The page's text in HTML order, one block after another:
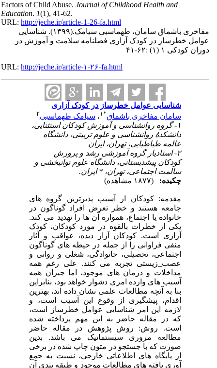
Factors of Child Abuse.Journal of Childhood Health and
Education.1(1), 41-62.
URL:http://jeche.ir/article-1-26-fa.html
مفاخری باشماق سامان، طهماسبی سیامک.(۱۳۹۹).
شناسایی
عوامل خطرساز در کودک آزاری فصلنامه سلامت و آموزش در
دوران کودکی ۱ (۱) :۶۲-۴۱
URL:http://jeche.ir/article-۱-۲۶-fa.html
شناسایی عوامل خطرساز در کودک آزاری
سامان مفاخری باشماق* ۱،سیامک طهماسبی
۱- گروه روانشناسی و آموزش کودکان استثنایی،
دانشکدۀ روانشناسی و علوم تربیتی، دانشگاه
عالمه طباطبایی، تهران، ایران
۲- استادیار گروه آموزشی رشد و پرورش
کودکان پیشدبستانی، دانشگاه علوم توانبخشی و
سالمت اجتماعی، تهران، * ایران.
چکیده:
مقدمه: کودکان از آسیب پذیرترین گروه های
جامعه هستند و خطر تعرض افراد گوناگون در
خانواده یا اجتماع، همواره آن ها را تهدید می کند.
یکی از خطرات بالقوه در مورد کودکان، کودک
آزاری است. کودکان آزار دیده، عواقب و آثار
منفی فراوانی را از جمله در حیطه های گوناگون
اجتماعی، تحصیلی، خانوادگی، شغلی و روانی و
عصب_زیستی تجربه می کنند. علی رغم همه
مداخلات و درمان های موجود، اما جبران همه
آسیب های وارده امری دشوار خواهد بود، بنابراین
بنا به آنچه مطالعات علمی نشان داده اند، بهترین
اقدام، پیشگیری از وقوع این آسیب است، و
لازمه این امر شناسایی عوامل خطرساز است،
که در مقاله حاضر به این مهم پرداخته شده
است. روش: روش پژوهش در مقاله حاضر
مطالعه مروری سیستماتیک می باشد. بدین
صورت که با جستجو در متون چاپ شده در برخی
از پایگاه های اطلاعاتی خارجی، نسبت به جمع
آوری یافته های مطالعات موجود و طبقه بندی آن